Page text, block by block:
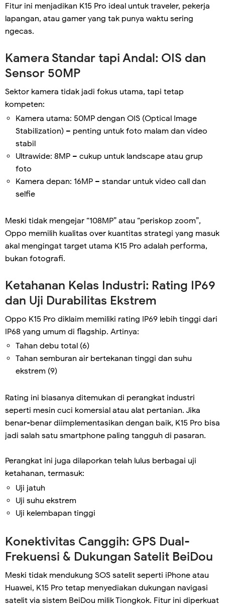
Fitur ini menjadikan K15 Pro ideal untuk traveler, pekerja
lapangan, atau gamer yang tak punya waktu sering
ngecas.
Kamera Standar tapi Andal: OIS dan
Sensor 50MP
Sektor kamera tidak jadi fokus utama, tapi tetap
kompeten:
Kamera utama: 50MP dengan OIS (Optical Image
Stabilization) – penting untuk foto malam dan video
stabil
Ultrawide: 8MP – cukup untuk landscape atau grup
foto
Kamera depan: 16MP – standar untuk video call dan
selfie
Meski tidak mengejar “108MP” atau “periskop zoom”,
Oppo memilih kualitas over kuantitas strategi yang masuk
akal mengingat target utama K15 Pro adalah performa,
bukan fotografi.
Ketahanan Kelas Industri: Rating IP69
dan Uji Durabilitas Ekstrem
Oppo K15 Pro diklaim memiliki rating IP69 lebih tinggi dari
IP68 yang umum di flagship. Artinya:
Tahan debu total (6)
Tahan semburan air bertekanan tinggi dan suhu
ekstrem (9)
Rating ini biasanya ditemukan di perangkat industri
seperti mesin cuci komersial atau alat pertanian. Jika
benar-benar diimplementasikan dengan baik, K15 Pro bisa
jadi salah satu smartphone paling tangguh di pasaran.
Perangkat ini juga dilaporkan telah lulus berbagai uji
ketahanan, termasuk:
Uji jatuh
Uji suhu ekstrem
Uji kelembapan tinggi
Konektivitas Canggih: GPS Dual-
Frekuensi & Dukungan Satelit BeiDou
Meski tidak mendukung SOS satelit seperti iPhone atau
Huawei, K15 Pro tetap menyediakan dukungan navigasi
satelit via sistem BeiDou milik Tiongkok. Fitur ini diperkuat